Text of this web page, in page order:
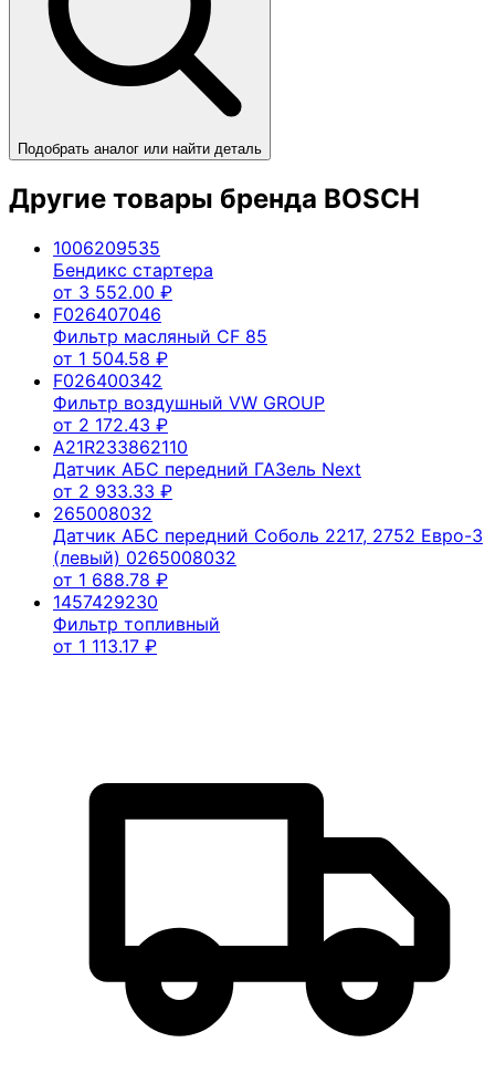
Подобрать аналог или найти деталь
Другие товары бренда BOSCH
1006209535
Бендикс стартера
от 3 552.00 ₽
F026407046
Фильтр масляный CF 85
от 1 504.58 ₽
F026400342
Фильтр воздушный VW GROUP
от 2 172.43 ₽
A21R233862110
Датчик АБС передний ГАЗель Next
от 2 933.33 ₽
265008032
Датчик АБС передний Соболь 2217, 2752 Евро-3
(левый) 0265008032
от 1 688.78 ₽
1457429230
Фильтр топливный
от 1 113.17 ₽